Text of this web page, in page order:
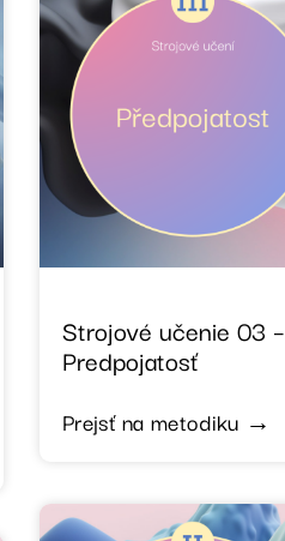
Strojové učenie 03 –
Predpojatosť
Prejsť na metodiku →